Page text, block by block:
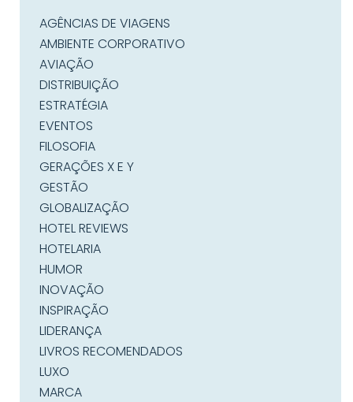
AGÊNCIAS DE VIAGENS
AMBIENTE CORPORATIVO
AVIAÇÃO
DISTRIBUIÇÃO
ESTRATÉGIA
EVENTOS
FILOSOFIA
GERAÇÕES X E Y
GESTÃO
GLOBALIZAÇÃO
HOTEL REVIEWS
HOTELARIA
HUMOR
INOVAÇÃO
INSPIRAÇÃO
LIDERANÇA
LIVROS RECOMENDADOS
LUXO
MARCA